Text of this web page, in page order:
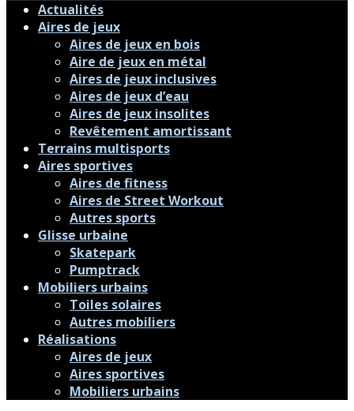
Actualités
Aires de jeux
Aires de jeux en bois
Aire de jeux en métal
Aires de jeux inclusives
Aires de jeux d’eau
Aires de jeux insolites
Revêtement amortissant
Terrains multisports
Aires sportives
Aires de fitness
Aires de Street Workout
Autres sports
Glisse urbaine
Skatepark
Pumptrack
Mobiliers urbains
Toiles solaires
Autres mobiliers
Réalisations
Aires de jeux
Aires sportives
Mobiliers urbains